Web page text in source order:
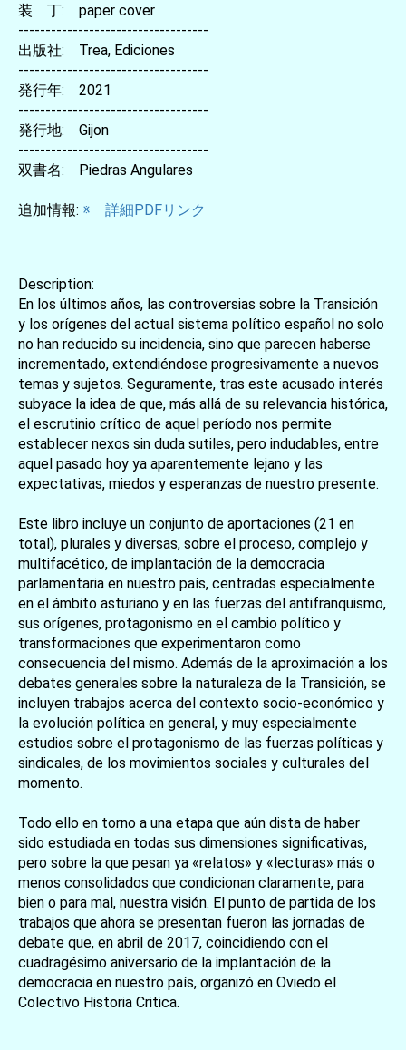
装 丁: paper cover
-----------------------------------
出版社: Trea, Ediciones
-----------------------------------
発行年: 2021
-----------------------------------
発行地: Gijon
-----------------------------------
双書名: Piedras Angulares
追加情報: ※ 詳細PDFリンク
Description:
En los últimos años, las controversias sobre la Transición
y los orígenes del actual sistema político español no solo
no han reducido su incidencia, sino que parecen haberse
incrementado, extendiéndose progresivamente a nuevos
temas y sujetos. Seguramente, tras este acusado interés
subyace la idea de que, más allá de su relevancia histórica,
el escrutinio crítico de aquel período nos permite
establecer nexos sin duda sutiles, pero indudables, entre
aquel pasado hoy ya aparentemente lejano y las
expectativas, miedos y esperanzas de nuestro presente.
Este libro incluye un conjunto de aportaciones (21 en
total), plurales y diversas, sobre el proceso, complejo y
multifacético, de implantación de la democracia
parlamentaria en nuestro país, centradas especialmente
en el ámbito asturiano y en las fuerzas del antifranquismo,
sus orígenes, protagonismo en el cambio político y
transformaciones que experimentaron como
consecuencia del mismo. Además de la aproximación a los
debates generales sobre la naturaleza de la Transición, se
incluyen trabajos acerca del contexto socio-económico y
la evolución política en general, y muy especialmente
estudios sobre el protagonismo de las fuerzas políticas y
sindicales, de los movimientos sociales y culturales del
momento.
Todo ello en torno a una etapa que aún dista de haber
sido estudiada en todas sus dimensiones significativas,
pero sobre la que pesan ya «relatos» y «lecturas» más o
menos consolidados que condicionan claramente, para
bien o para mal, nuestra visión. El punto de partida de los
trabajos que ahora se presentan fueron las jornadas de
debate que, en abril de 2017, coincidiendo con el
cuadragésimo aniversario de la implantación de la
democracia en nuestro país, organizó en Oviedo el
Colectivo Historia Critica.